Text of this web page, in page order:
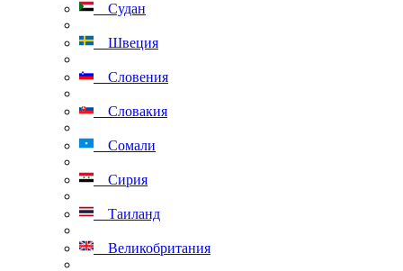
Судан
Швеция
Словения
Словакия
Сомали
Сирия
Таиланд
Великобритания